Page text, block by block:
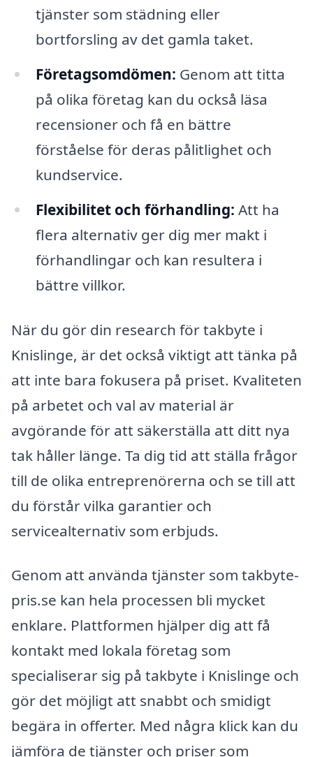
tjänster som städning eller
bortforsling av det gamla taket.
Företagsomdömen: Genom att titta
på olika företag kan du också läsa
recensioner och få en bättre
förståelse för deras pålitlighet och
kundservice.
Flexibilitet och förhandling: Att ha
flera alternativ ger dig mer makt i
förhandlingar och kan resultera i
bättre villkor.
När du gör din research för takbyte i
Knislinge, är det också viktigt att tänka på
att inte bara fokusera på priset. Kvaliteten
på arbetet och val av material är
avgörande för att säkerställa att ditt nya
tak håller länge. Ta dig tid att ställa frågor
till de olika entreprenörerna och se till att
du förstår vilka garantier och
servicealternativ som erbjuds.
Genom att använda tjänster som takbyte-
pris.se kan hela processen bli mycket
enklare. Plattformen hjälper dig att få
kontakt med lokala företag som
specialiserar sig på takbyte i Knislinge och
gör det möjligt att snabbt och smidigt
begära in offerter. Med några klick kan du
jämföra de tjänster och priser som